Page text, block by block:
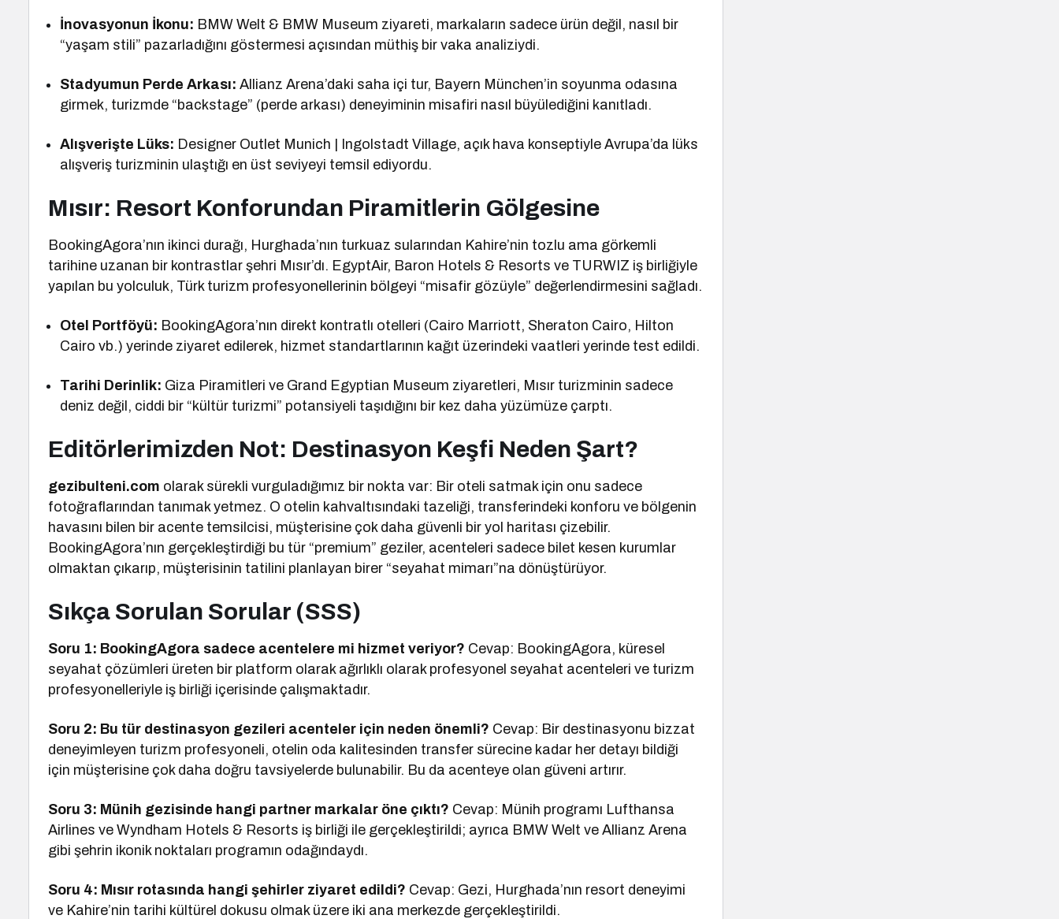
İnovasyonun İkonu: BMW Welt & BMW Museum ziyareti, markaların sadece ürün değil, nasıl bir
“yaşam stili” pazarladığını göstermesi açısından müthiş bir vaka analiziydi.
Stadyumun Perde Arkası: Allianz Arena’daki saha içi tur, Bayern München’in soyunma odasına
girmek, turizmde “backstage” (perde arkası) deneyiminin misafiri nasıl büyülediğini kanıtladı.
Alışverişte Lüks: Designer Outlet Munich | Ingolstadt Village, açık hava konseptiyle Avrupa’da lüks
alışveriş turizminin ulaştığı en üst seviyeyi temsil ediyordu.
Mısır: Resort Konforundan Piramitlerin Gölgesine
BookingAgora’nın ikinci durağı, Hurghada’nın turkuaz sularından Kahire’nin tozlu ama görkemli
tarihine uzanan bir kontrastlar şehri Mısır’dı. EgyptAir, Baron Hotels & Resorts ve TURWIZ iş birliğiyle
yapılan bu yolculuk, Türk turizm profesyonellerinin bölgeyi “misafir gözüyle” değerlendirmesini sağladı.
Otel Portföyü: BookingAgora’nın direkt kontratlı otelleri (Cairo Marriott, Sheraton Cairo, Hilton
Cairo vb.) yerinde ziyaret edilerek, hizmet standartlarının kağıt üzerindeki vaatleri yerinde test edildi.
Tarihi Derinlik: Giza Piramitleri ve Grand Egyptian Museum ziyaretleri, Mısır turizminin sadece
deniz değil, ciddi bir “kültür turizmi” potansiyeli taşıdığını bir kez daha yüzümüze çarptı.
Editörlerimizden Not: Destinasyon Keşfi Neden Şart?
gezibulteni.com olarak sürekli vurguladığımız bir nokta var: Bir oteli satmak için onu sadece
fotoğraflarından tanımak yetmez. O otelin kahvaltısındaki tazeliği, transferindeki konforu ve bölgenin
havasını bilen bir acente temsilcisi, müşterisine çok daha güvenli bir yol haritası çizebilir.
BookingAgora’nın gerçekleştirdiği bu tür “premium” geziler, acenteleri sadece bilet kesen kurumlar
olmaktan çıkarıp, müşterisinin tatilini planlayan birer “seyahat mimarı”na dönüştürüyor.
Sıkça Sorulan Sorular (SSS)
Soru 1: BookingAgora sadece acentelere mi hizmet veriyor? Cevap: BookingAgora, küresel
seyahat çözümleri üreten bir platform olarak ağırlıklı olarak profesyonel seyahat acenteleri ve turizm
profesyonelleriyle iş birliği içerisinde çalışmaktadır.
Soru 2: Bu tür destinasyon gezileri acenteler için neden önemli? Cevap: Bir destinasyonu bizzat
deneyimleyen turizm profesyoneli, otelin oda kalitesinden transfer sürecine kadar her detayı bildiği
için müşterisine çok daha doğru tavsiyelerde bulunabilir. Bu da acenteye olan güveni artırır.
Soru 3: Münih gezisinde hangi partner markalar öne çıktı? Cevap: Münih programı Lufthansa
Airlines ve Wyndham Hotels & Resorts iş birliği ile gerçekleştirildi; ayrıca BMW Welt ve Allianz Arena
gibi şehrin ikonik noktaları programın odağındaydı.
Soru 4: Mısır rotasında hangi şehirler ziyaret edildi? Cevap: Gezi, Hurghada’nın resort deneyimi
ve Kahire’nin tarihi kültürel dokusu olmak üzere iki ana merkezde gerçekleştirildi.